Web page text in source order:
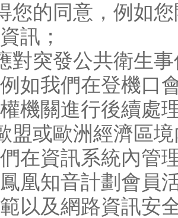
您的同意，例如
訊；
對突發公共衛生
如我們在登機口
機關進行後續處理
盟或歐洲經濟區
在資訊系統內管
凰知音計劃會員
以及網路資訊安全